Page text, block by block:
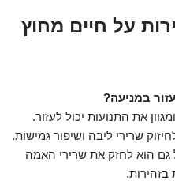
על חיים מחוץ
במניעה?
את התנועות יכול לעזור.
שרירי ליבה ושיפור גמישות.
גם הוא לחזק את שרירי האמה